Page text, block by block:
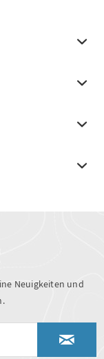
Neuigkeiten und